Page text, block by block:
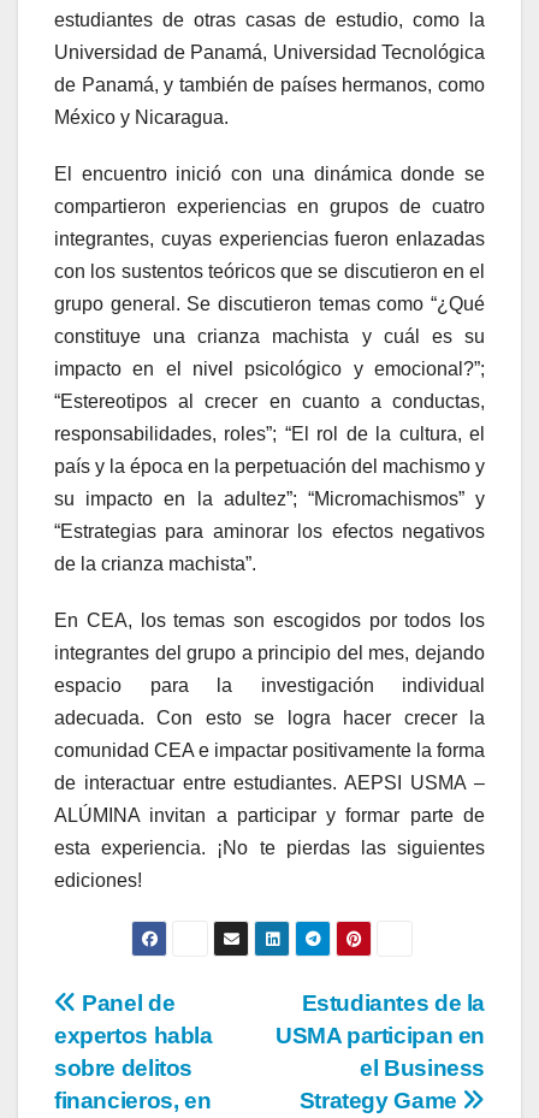
estudiantes de otras casas de estudio, como la
Universidad de Panamá, Universidad Tecnológica
de Panamá, y también de países hermanos, como
México y Nicaragua.
El encuentro inició con una dinámica donde se
compartieron experiencias en grupos de cuatro
integrantes, cuyas experiencias fueron enlazadas
con los sustentos teóricos que se discutieron en el
grupo general. Se discutieron temas como “¿Qué
constituye una crianza machista y cuál es su
impacto en el nivel psicológico y emocional?”;
“Estereotipos al crecer en cuanto a conductas,
responsabilidades, roles”; “El rol de la cultura, el
país y la época en la perpetuación del machismo y
su impacto en la adultez”; “Micromachismos” y
“Estrategias para aminorar los efectos negativos
de la crianza machista”.
En CEA, los temas son escogidos por todos los
integrantes del grupo a principio del mes, dejando
espacio para la investigación individual
adecuada. Con esto se logra hacer crecer la
comunidad CEA e impactar positivamente la forma
de interactuar entre estudiantes. AEPSI USMA –
ALÚMINA invitan a participar y formar parte de
esta experiencia. ¡No te pierdas las siguientes
ediciones!
Estudiantes de la
USMA participan en
el Business
Strategy Game
Panel de
expertos habla
sobre delitos
financieros, en